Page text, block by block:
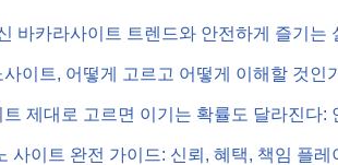
바카라사이트 트렌드와 안전하게 즐기는
이트, 어떻게 고르고 어떻게 이해할 것인
제대로 고르면 이기는 확률도 달라진다:
사이트 완전 가이드: 신뢰, 혜택, 책임 플레